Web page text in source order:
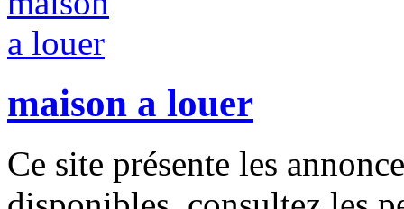
maison a louer
Ce site présente les